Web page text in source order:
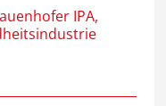
IPA,